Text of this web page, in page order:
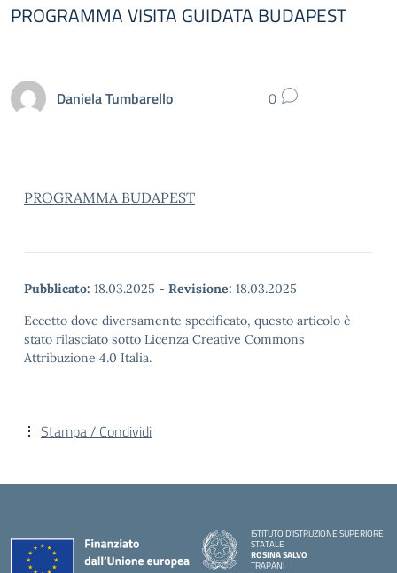
PROGRAMMA VISITA GUIDATA BUDAPEST
Daniela Tumbarello 0
PROGRAMMA BUDAPEST
Pubblicato: 18.03.2025 - Revisione: 18.03.2025
Eccetto dove diversamente specificato, questo articolo è
stato rilasciato sotto Licenza Creative Commons
Attribuzione 4.0 Italia.
Stampa / Condividi
ISTITUTO D'ISTRUZIONE SUPERIORE
STATALE
ROSINA SALVO
TRAPANI